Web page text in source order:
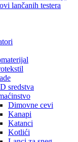
lančanih testera
sredstva
Dimovne cevi
Kanapi
Katanci
Kotlići